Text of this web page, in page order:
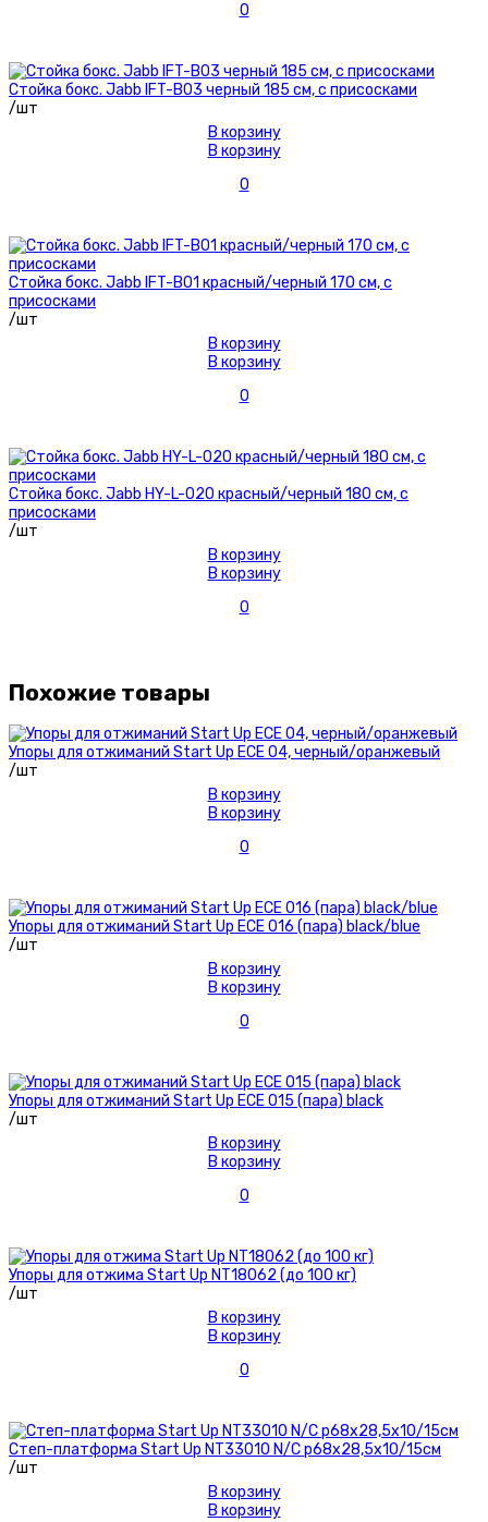
0
Стойка бокс. Jabb IFT-B03 черный 185 см, с присосками
/шт
В корзину
В корзину
0
Стойка бокс. Jabb IFT-B01 красный/черный 170 см, с
присосками
/шт
В корзину
В корзину
0
Стойка бокс. Jabb HY-L-020 красный/черный 180 см, с
присосками
/шт
В корзину
В корзину
0
Похожие товары
Упоры для отжиманий Start Up ЕСЕ 04, черный/оранжевый
/шт
В корзину
В корзину
0
Упоры для отжиманий Start Up ECE 016 (пара) black/blue
/шт
В корзину
В корзину
0
Упоры для отжиманий Start Up ECE 015 (пара) black
/шт
В корзину
В корзину
0
Упоры для отжима Start Up NT18062 (до 100 кг)
/шт
В корзину
В корзину
0
Степ-платформа Start Up NT33010 N/C р68х28,5х10/15см
/шт
В корзину
В корзину